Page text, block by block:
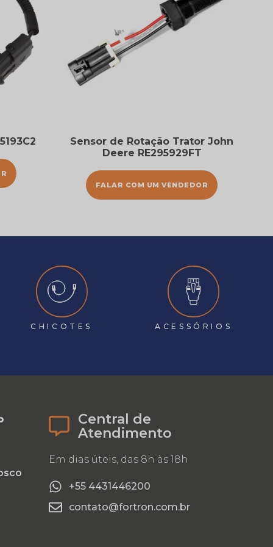
Sensor de Rotação Trator John
Deere RE295929FT
FALAR COM UM VENDEDOR
CHICOTES ACESSÓRIOS
Central de
Atendimento
Em dias úteis, das 8h às 18h
+55 4431446200
contato@fortron.com.br